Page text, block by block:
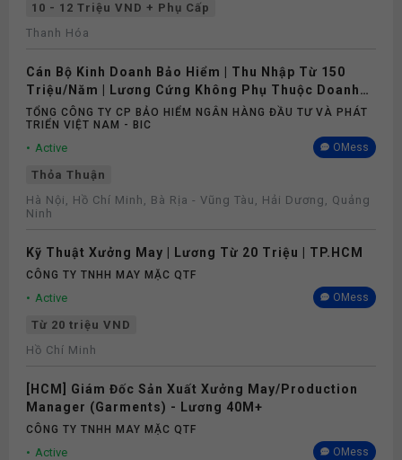
10 - 12 Triệu VND + Phụ Cấp
Thanh Hóa
Cán Bộ Kinh Doanh Bảo Hiểm | Thu Nhập Từ 150
Triệu/Năm | Lương Cứng Không Phụ Thuộc Doanh
Số
TỔNG CÔNG TY CP BẢO HIỂM NGÂN HÀNG ĐẦU TƯ VÀ PHÁT
TRIỂN VIỆT NAM - BIC
Active OMess
Thỏa Thuận
Hà Nội, Hồ Chí Minh, Bà Rịa - Vũng Tàu, Hải Dương, Quảng
Ninh
Kỹ Thuật Xưởng May | Lương Từ 20 Triệu | TP.HCM
CÔNG TY TNHH MAY MẶC QTF
Active OMess
Từ 20 triệu VND
Hồ Chí Minh
[HCM] Giám Đốc Sản Xuất Xưởng May/Production
Manager (Garments) - Lương 40M+
CÔNG TY TNHH MAY MẶC QTF
Active OMess